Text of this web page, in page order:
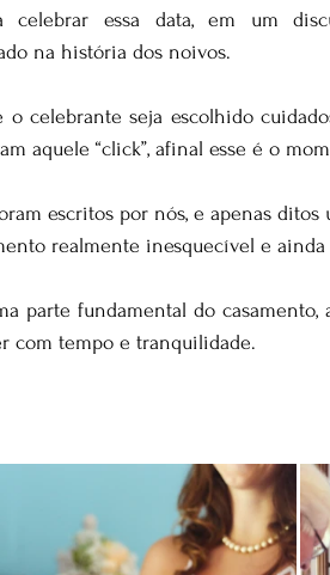
celebrar essa data, em um
na história dos noivos.
o celebrante seja escolhido
aquele “click”, afinal esse é o
escritos por nós, e apenas
realmente inesquecível e ainda
parte fundamental do
com tempo e tranquilidade.